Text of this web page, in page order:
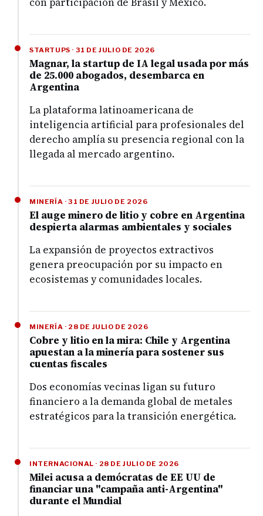
STARTUPS · 31 DE JULIO DE 2026
Magnar, la startup de IA legal usada por más
de 25.000 abogados, desembarca en
Argentina
La plataforma latinoamericana de
inteligencia artificial para profesionales del
derecho amplía su presencia regional con la
llegada al mercado argentino.
MINERÍA · 31 DE JULIO DE 2026
El auge minero de litio y cobre en Argentina
despierta alarmas ambientales y sociales
La expansión de proyectos extractivos
genera preocupación por su impacto en
ecosistemas y comunidades locales.
MINERÍA · 28 DE JULIO DE 2026
Cobre y litio en la mira: Chile y Argentina
apuestan a la minería para sostener sus
cuentas fiscales
Dos economías vecinas ligan su futuro
financiero a la demanda global de metales
estratégicos para la transición energética.
INTERNACIONAL · 28 DE JULIO DE 2026
Milei acusa a demócratas de EE UU de
financiar una "campaña anti-Argentina"
durante el Mundial